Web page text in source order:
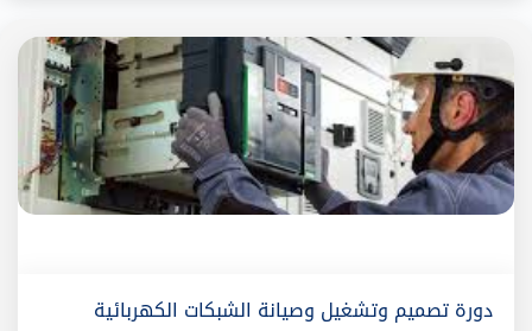
دورة تصميم وتشغيل وصيانة الشبكات الكهربائية